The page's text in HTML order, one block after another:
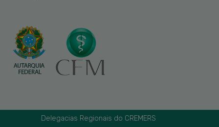
Delegacias Regionais do CREMERS